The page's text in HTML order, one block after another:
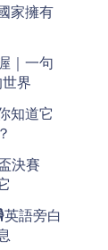
家擁有
｜一句
界
知道它
決賽
語旁白